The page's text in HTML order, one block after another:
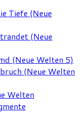
Tiefe (Neue
(Neue
(Neue Welten 5)
(Neue Welten
Welten